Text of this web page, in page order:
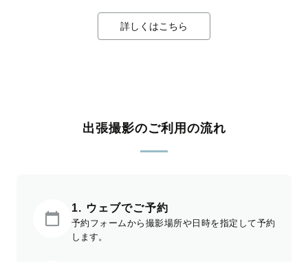
詳しくはこちら
出張撮影のご利用の流れ
1. ウェブでご予約
予約フォームから撮影場所や日時を指定して予約
します。